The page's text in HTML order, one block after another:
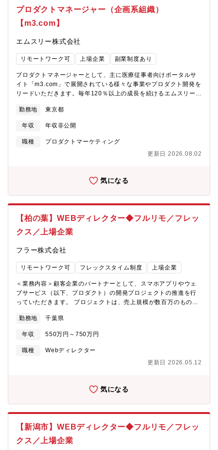
ール策定と指導、チェック）・共通部品の設計・実装・難易度の
高い機能の設計・実装・パートナーへの設計実装依頼と成果物チ
ェック・プロジェクト全体の技術的リード・技術課題解決【顧
様々な業界トップクラスの企業が中心です。【具体的な業務内
容】最先端のフロント開発技術を活用しながら、大規模ECサイト
からスマートフォンアプリまで、幅広い開発プロジェクトの提
運輸グループ（EAZY/置き配システム） コンサルティングセグ
メントと連携し、顧客の課題に寄り添いソリューション、システ
ムの提案を実行。荷物を出荷・受付、集荷、幹線・域内配送、配
達、受取を全範囲でカバーするシステムを構築しました。・
よりも少ないマイルで、ランダムに表示された４つの行き先候補
る特許を元に開発されたアルゴリズムが組み込まれています。 日
本各地の魅力の再発見や、地域活性化にも繋げることを目的とし
し、安全性、生産性、環境性の飛躍的な向上を実現することを目
プロダクトマネージャー（企画系組織）
【m3.com】
エムスリー株式会社
リモートワーク可 上場企業 副業制度あり
プロダクトマネージャーとして、主に医療従事者向けポータルサ
イト「m3.com」で展開されている様々な事業やプロダクト開発を
リードいただきます。毎年120％以上の成長を続けるエムスリー
定などの上流工程から、新規プロダクトの企画、サービスやサイ
ト機能の改善まで、幅広く主体的に遂行していただける方を求め
ています。【ミッション】事業創出と成長のための原動力とし
て、プロダクト開発・改善をリードする【具体的な業務内容】■中
源の調達、ビジネスパートナーとの交渉■目標（KGI、KPI）の設
ータ解析などを通じた企画立案・仮説検証■プロジェクトマネジメ
ント■業務プロセスの設計、ルール化■事業、サービス、機能の改
善企画、詳細要件定義、画面設計■プロモーションの計画と実施、
サービス運用【得られる経験、スキル】■事業・サービスに対する
裁量が大きく、主体的に関わり自ら推進することができる■新事業
の立ち上げに積極的に関わることが可能。また、その提案機会が
多い■周囲に優秀なメンバーが多く、仕事の進め方や判断が合理的
ク」スキルが身に付く【チーム体制】担当事業・プロダクトによ
ナーと共にスモールチームでの開発体制となります。【開発環
JIRA/Redmine等。Slack、confluenceは共通）
勤務地 東京都
年収 年収非公開
職種
プロダクトマーケティング
更新日 2026.08.02
気になる
【柏の葉】WEBディレクター◆フルリモ／フレッ
クス／上場企業
フラー株式会社
リモートワーク可 フレックスタイム制度 上場企業
＜業務内容＞顧客企業のパートナーとして、スマホアプリやウェ
ブサービス（以下、プロダクト）の開発プロジェクトの推進を行
っていただきます。 プロジェクトは、売上規模が数百万のものか
プロダクトの要件定義 ■プロダクトのロードマップ作成■クライア
ントとの認識合わせ ■クライアントのニーズヒアリング■プロジェ
クトの推進 ■プロジェクトメンバーへの指示出し ■その他プロジェ
クト進行に必要な業務 【取引事例】東急、サッポロホールディン
会社を創る」という夢を掲げ、アプリ周辺もやり続けてきた会社
まで“ワンチーム”で伴走。「デジタル領域全般で頼られる存在」と
して顧客に寄り添い、課題解決や事業成長に貢献します。
勤務地 千葉県
年収 550万円～750万円
職種
Webディレクター
更新日 2026.05.12
気になる
【新潟市】WEBディレクター◆フルリモ／フレッ
クス／上場企業